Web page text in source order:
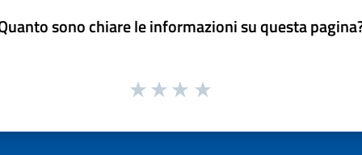
sono chiare le informazioni su questa